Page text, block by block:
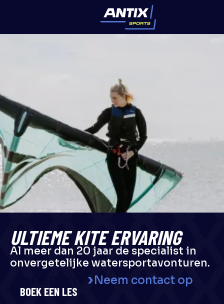
ULTIEME KITE ERVARING
Al meer dan 20 jaar de specialist in
onvergetelijke watersportavonturen.
Neem contact op